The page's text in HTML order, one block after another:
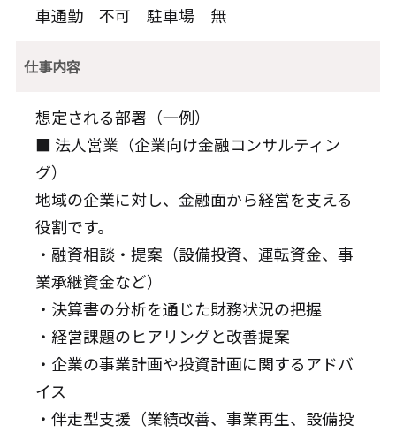
車通勤 不可 駐車場 無
仕事内容
想定される部署（一例）
■ 法人営業（企業向け金融コンサルティン
グ）
地域の企業に対し、金融面から経営を支える
役割です。
・融資相談・提案（設備投資、運転資金、事
業承継資金など）
・決算書の分析を通じた財務状況の把握
・経営課題のヒアリングと改善提案
・企業の事業計画や投資計画に関するアドバ
イス
・伴走型支援（業績改善、事業再生、設備投